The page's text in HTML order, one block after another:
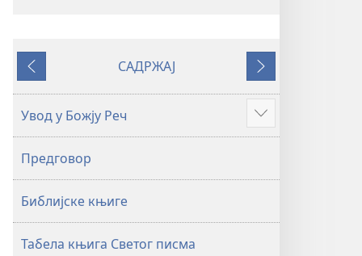
публикација
свет
издање
из
садржаја
свет
издање
из
Претходно
САДРЖАЈ
Следеће
Увод у Божју Реч Више
Предговор
Библијске књиге
Табела књига Светог писма